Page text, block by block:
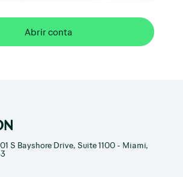
Abrir conta
S Bayshore Drive, Suite 1100 - Miami,